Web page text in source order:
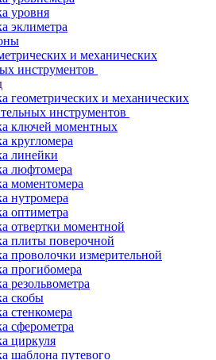
уровня
эклиметра
и механических
инструментов
геометрических и механических
инструментов
ключей моментных
кругломера
линейки
люфтомера
моментомера
нутромера
оптиметра
отвертки моментной
плиты поверочной
проволочки измерительной
прогибомера
резольвометра
скобы
стенкомера
сферометра
циркуля
шаблона путевого